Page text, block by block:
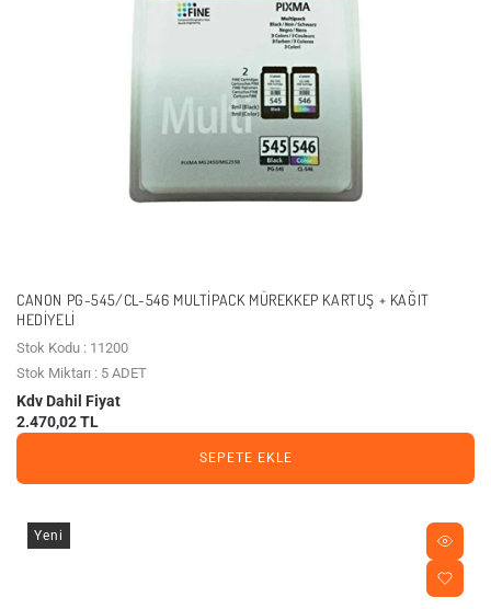
CANON PG-545/CL-546 MULTIPACK MÜREKKEP KARTUŞ + KAĞIT
HEDIYELI
Stok Kodu : 11200
Stok Miktarı : 5 ADET
Kdv Dahil Fiyat
2.470,02 TL
SEPETE EKLE
Yeni